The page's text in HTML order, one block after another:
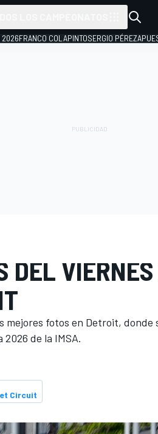
2026FRANCO COLAPINTOSERGIO PÉREZ
DEL
mejores fotos en Detroit,
de la IMSA.
Circuit